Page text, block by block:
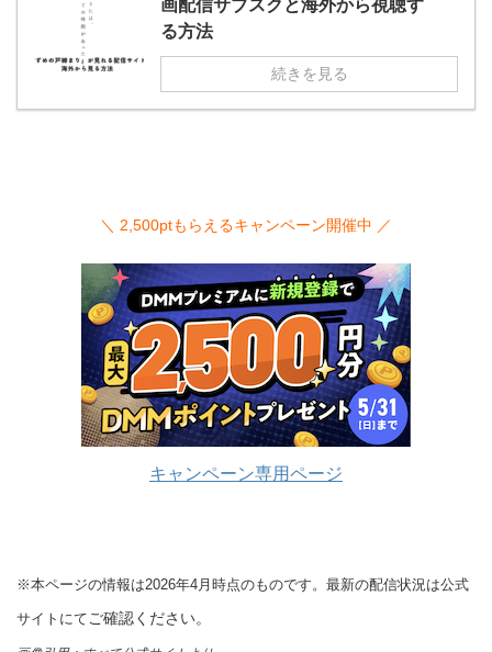
画配信サブスクと海外から視聴す
る方法
続きを見る
＼ 2,500ptもらえるキャンペーン開催中 ／
キャンペーン専用ページ
※本ページの情報は2026年4月時点のものです。最新の配信状況は公式
サイトにてご確認ください。